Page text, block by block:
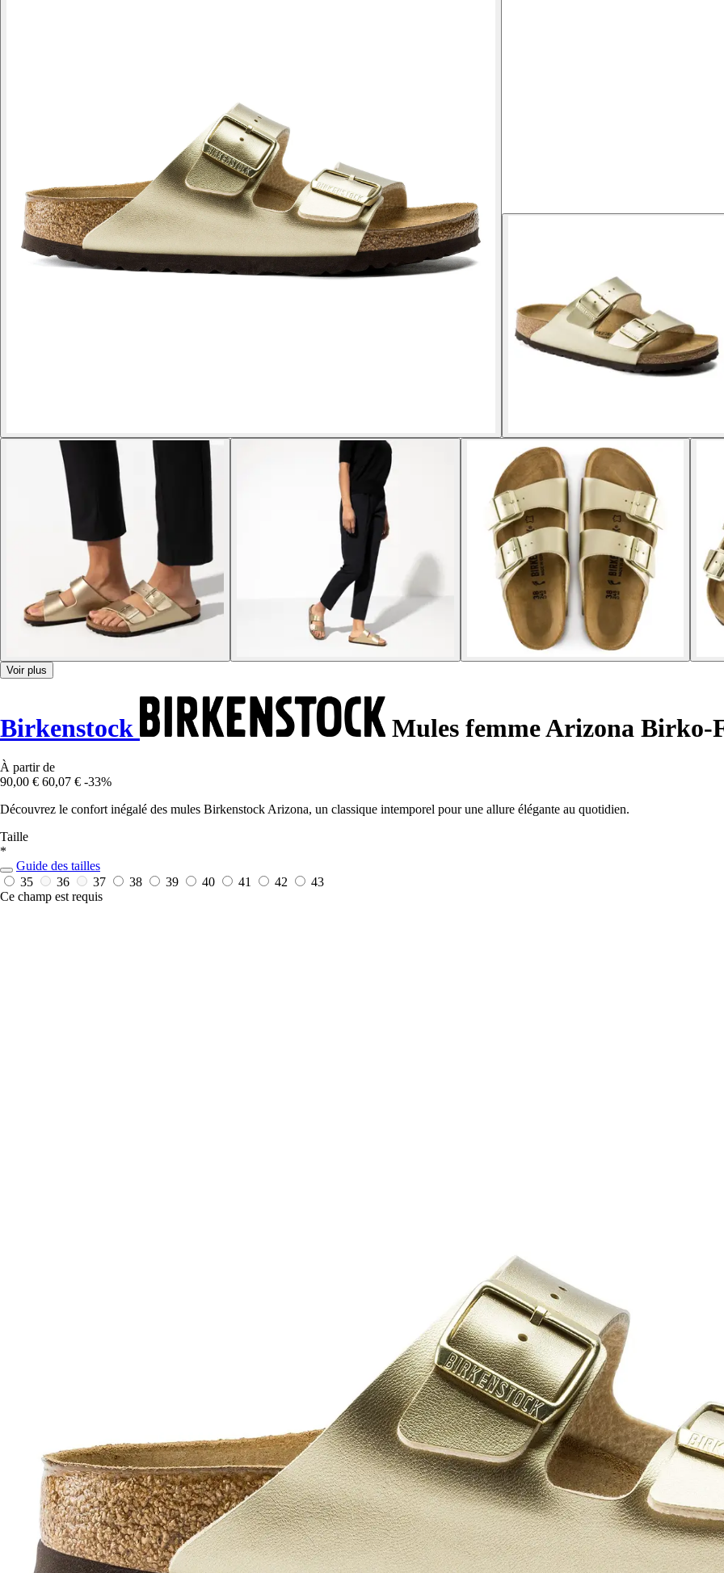
Voir plus
Birkenstock Mules femme Arizona Birko-
À partir de
90,00 € 60,07 € -33%
Découvrez le confort inégalé des mules Birkenstock Arizona, un classique intemporel pour une allure élégante au quotidien.
Taille
*
Guide des tailles
35
36 37 38 39 40 41 42
43
Ce champ est requis